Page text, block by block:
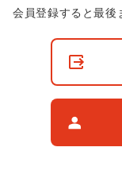
非
会員登録すると最後